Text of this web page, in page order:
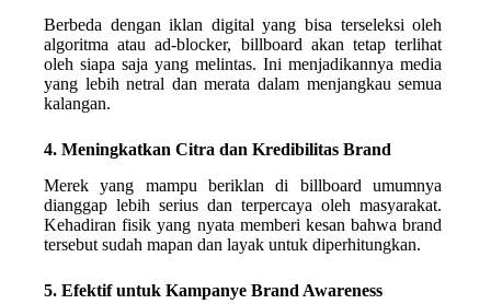
Berbeda dengan iklan digital yang bisa terseleksi oleh
algoritma atau ad-blocker, billboard akan tetap terlihat
oleh siapa saja yang melintas. Ini menjadikannya media
yang lebih netral dan merata dalam menjangkau semua
kalangan.
4. Meningkatkan Citra dan Kredibilitas Brand
Merek yang mampu beriklan di billboard umumnya
dianggap lebih serius dan terpercaya oleh masyarakat.
Kehadiran fisik yang nyata memberi kesan bahwa brand
tersebut sudah mapan dan layak untuk diperhitungkan.
5. Efektif untuk Kampanye Brand Awareness